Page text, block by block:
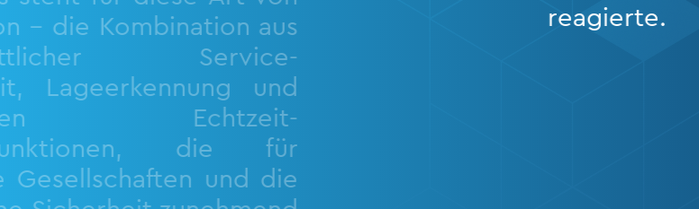
– die Kombination aus
Service-
Lageerkennung und
Echtzeit-
die für
Gesellschaften und die
reagierte.